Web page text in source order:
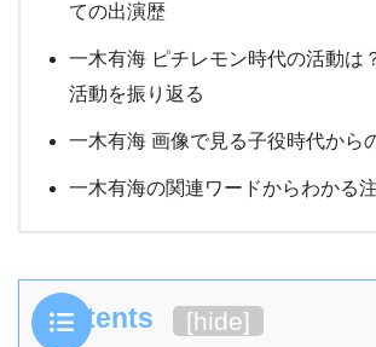
ての出演歴
一木有海 ピチレモン時代の活動は
活動を振り返る
一木有海 画像で見る子役時代から
一木有海の関連ワードからわかる
Contents [hide]